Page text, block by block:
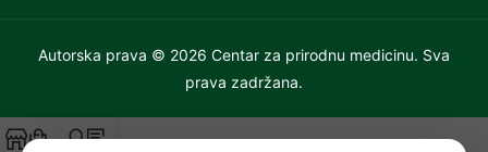
Autorska prava © 2026 Centar za prirodnu medicinu. Sva
prava zadržana.